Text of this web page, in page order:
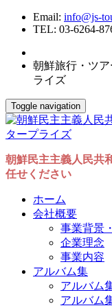
Email: info@js-
TEL: 03-6264-
朝鮮旅行・ツ
ライズ
Toggle navigation
朝鮮民主主義人民共
任せください
ホーム
会社概要
事業背景
企業理念
事業内容
アルバム集
アルバム
アルバム